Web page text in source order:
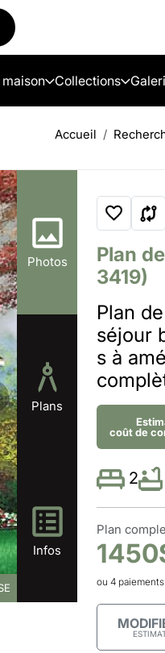
Collections
Accueil
Photos
Plans
Infos
Plan
3419)
Plan
séjour
s à
coût de
2
Plan
ou 4